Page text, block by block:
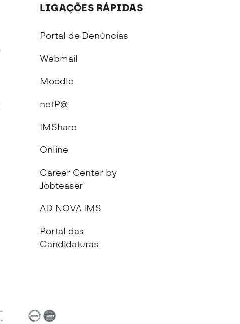
LIGAÇÕES RÁPIDAS
Portal de Denúncias
Webmail
Moodle
netP@
IMShare
Online
Career Center by
Jobteaser
AD NOVA IMS
Portal das
Candidaturas